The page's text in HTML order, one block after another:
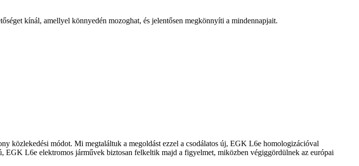
kínál, amellyel könnyedén mozoghat, és jelentősen megkönnyíti a mindennapjait.
közlekedési módot. Mi megtaláltuk a megoldást ezzel a csodálatos új, EGK L6e homologizációval
EGK L6e elektromos járművek biztosan felkeltik majd a figyelmet, miközben végiggördülnek az európai